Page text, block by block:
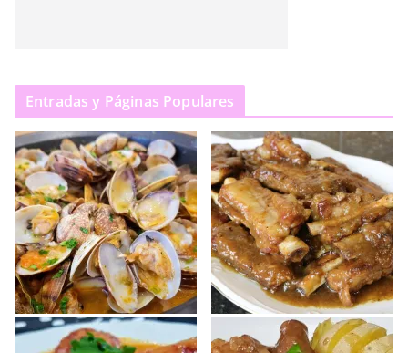
Entradas y Páginas Populares